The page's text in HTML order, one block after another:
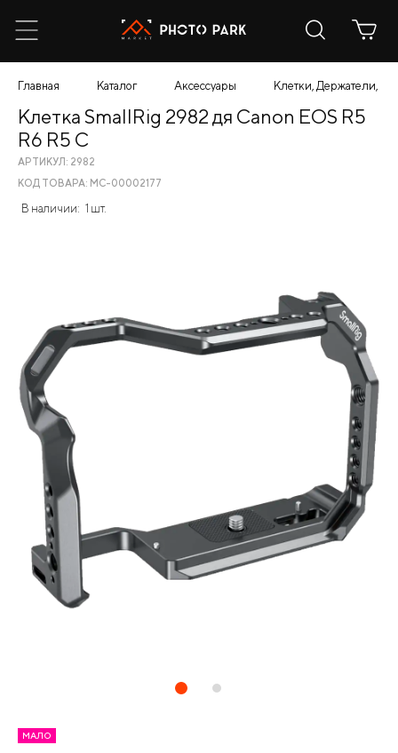
Главная Каталог Аксессуары Клетки, Держатели,
МАЛО
Клетка SmallRig 2982 дя Canon EOS R5
R6 R5 C
АРТИКУЛ: 2982
КОД ТОВАРА: МС-00002177
В наличии: 1 шт.